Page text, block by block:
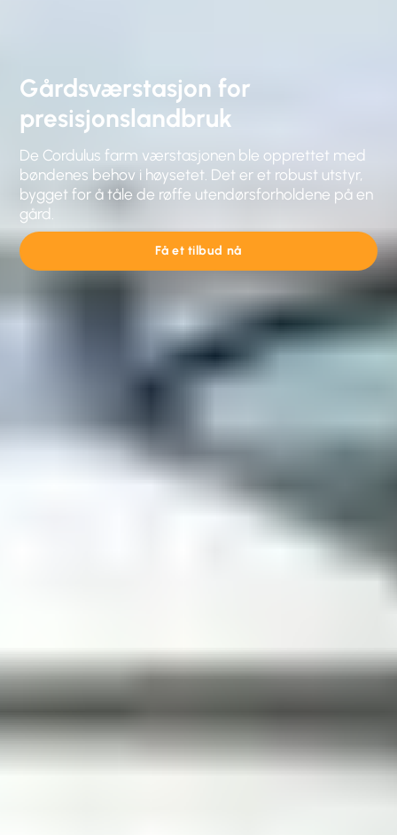
Gårdsværstasjon for
presisjonslandbruk
De Cordulus farm værstasjonen ble opprettet med
bøndenes behov i høysetet. Det er et robust utstyr,
bygget for å tåle de røffe utendørsforholdene på en
gård.
Få et tilbud nå